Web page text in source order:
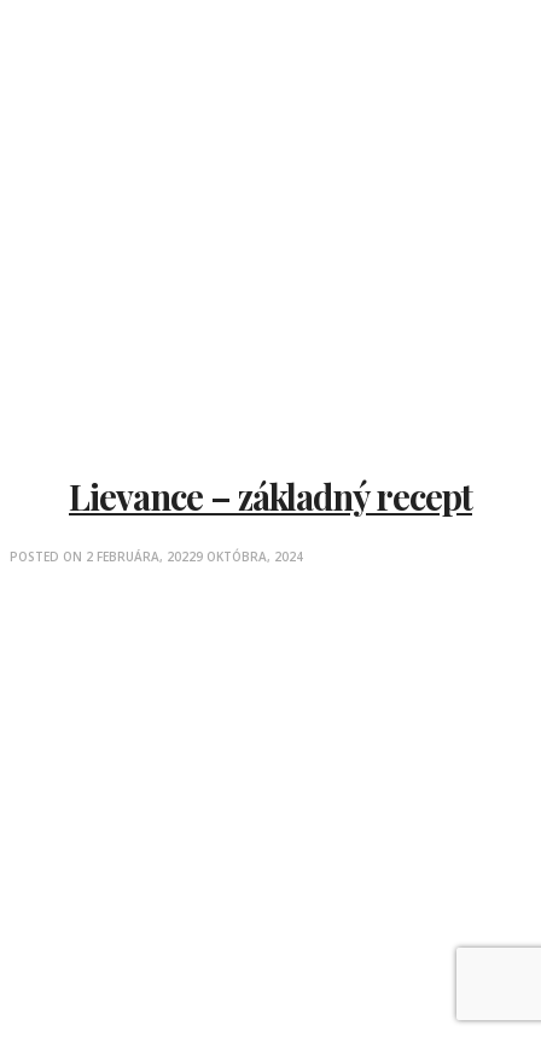
Lievance – základný recept
POSTED ON 2 FEBRUÁRA, 20229 OKTÓBRA, 2024